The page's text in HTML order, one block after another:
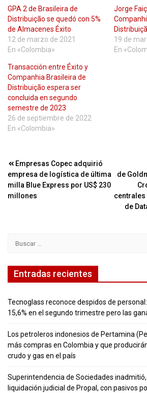
GPA 2 de Brasileira de
Distribuição se quedó con 5%
de Almacenes Éxito
12 de marzo de 2021
En «Colombia»
Jorge
19 de
En
Transacción entre Éxito y
Companhia Brasileira de
Distribuição espera ser
concluida en segundo
semestre de 2023
26 de septiembre de 2022
En «Colombia»
Navegación
de
entradas
Empresas Copec adquirió
empresa de logística de última
milla Blue Express por US$ 230
millones
de
centrales
de
Entradas recientes
Tecnoglass reconoce despidos de
15,6% en el segundo trimestre pero las
Los petroleros indonesios de Pertamina
más compras en Colombia y que
crudo y gas en el país
Superintendencia de Sociedades
liquidación judicial de Propal, con pasivos